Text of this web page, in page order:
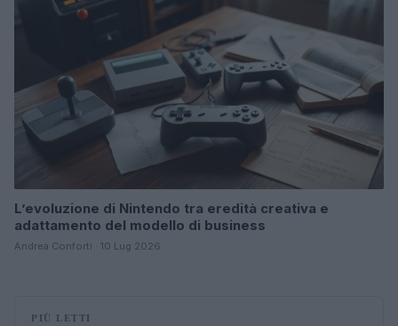
L’evoluzione di Nintendo tra eredità creativa e
adattamento del modello di business
Andrea Conforti · 10 Lug 2026
PIÙ LETTI